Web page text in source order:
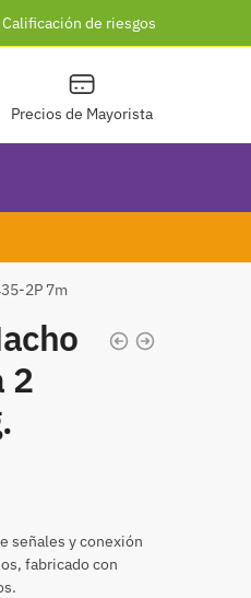
Calificación de riesgos
Precios de Mayorista
2P 7m
2
señales y conexión
fabricado con